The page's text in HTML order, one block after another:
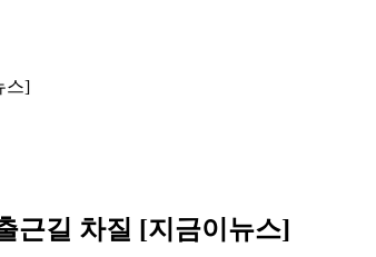
스]
근길 차질 [지금이뉴스]